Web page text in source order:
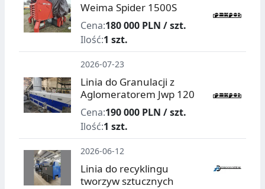
Weima Spider 1500S
Cena:180 000 PLN / szt.
Ilość:1 szt.
2026-07-23
Linia do Granulacji z
Aglomeratorem Jwp 120
Cena:190 000 PLN / szt.
Ilość:1 szt.
2026-06-12
Linia do recyklingu
tworzyw sztucznych